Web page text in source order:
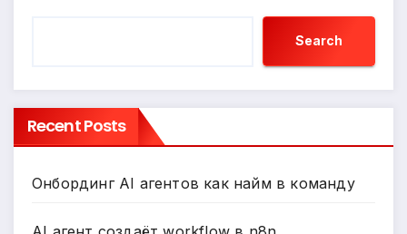
Search
Recent Posts
Онбординг AI агентов как найм в команду